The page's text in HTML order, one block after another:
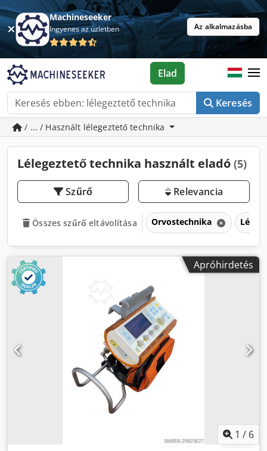
Machineseeker
Ingyenes az üzletben Az alkalmazásba
Keresés
Elad
/ ... / Használt lélegeztető technika
Lélegeztető technika használt eladó (5)
Szűrő Relevancia
Összes szűrő eltávolítása Orvostechnika
Apróhirdetés
1 / 6